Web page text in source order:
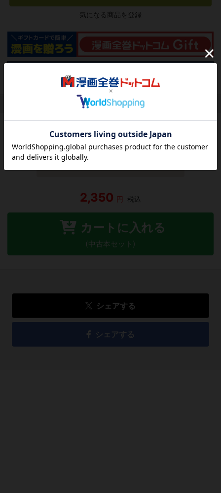
気になる商品を登録
（関連商品を含む）
方のために感想を共有してもらえませんか？
レビューを書く
2,350 円 税込
カートに入れる
(中古本セット)
シェアする
シェアする